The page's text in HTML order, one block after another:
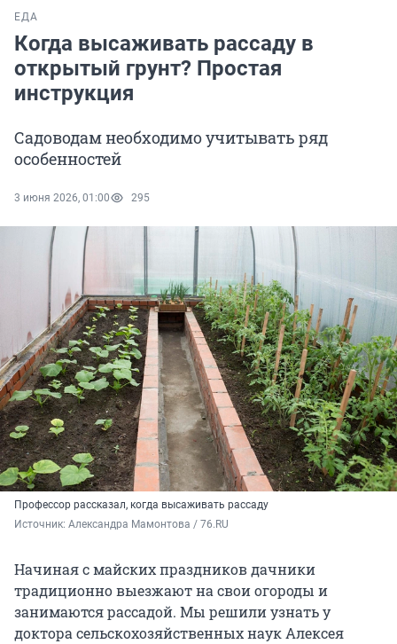
ЕДА
Когда высаживать рассаду в
открытый грунт? Простая
инструкция
Садоводам необходимо учитывать ряд
особенностей
3 июня 2026, 01:00 295
Профессор рассказал, когда высаживать рассаду
Источник: Александра Мамонтова / 76.RU
Начиная с майских праздников дачники
традиционно выезжают на свои огороды и
занимаются рассадой. Мы решили узнать у
доктора сельскохозяйственных наук Алексея